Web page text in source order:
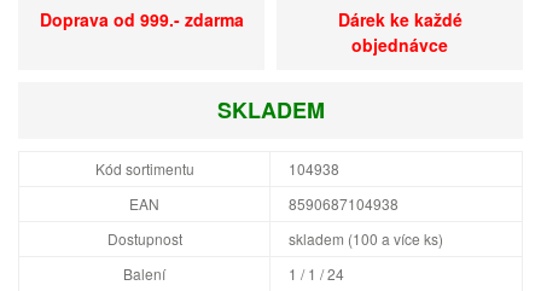
Doprava od 999.- zdarma
Dárek ke každé
objednávce
SKLADEM
Kód sortimentu
104938
EAN
8590687104938
Dostupnost
skladem (100 a více ks)
Balení
1 / 1 / 24